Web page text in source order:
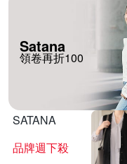
Satana
領卷再折100
SATANA
品牌週下殺